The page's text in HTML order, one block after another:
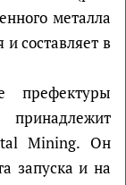
металла
и составляет в
префектуры
Mining. Он
запуска и на